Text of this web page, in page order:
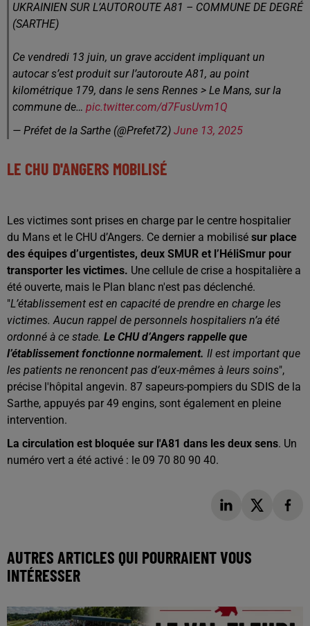
UKRAINIEN SUR L’AUTOROUTE A81 – COMMUNE DE DEGRÉ
(SARTHE)
Ce vendredi 13 juin, un grave accident impliquant un
autocar s’est produit sur l’autoroute A81, au point
kilométrique 179, dans le sens Rennes > Le Mans, sur la
commune de… pic.twitter.com/d7FusUvm1Q
— Préfet de la Sarthe (@Prefet72) June 13, 2025
LE CHU D'ANGERS MOBILISÉ
Les victimes sont prises en charge par le centre hospitalier
du Mans et le CHU d’Angers. Ce dernier a mobilisé sur place
des équipes d’urgentistes, deux SMUR et l’HéliSmur pour
transporter les victimes. Une cellule de crise a hospitalière a
été ouverte, mais le Plan blanc n'est pas déclenché.
"L’établissement est en capacité de prendre en charge les
victimes. Aucun rappel de personnels hospitaliers n’a été
ordonné à ce stade. Le CHU d’Angers rappelle que
l’établissement fonctionne normalement. Il est important que
les patients ne renoncent pas d’eux-mêmes à leurs soins",
précise l'hôpital angevin. 87 sapeurs-pompiers du SDIS de la
Sarthe, appuyés par 49 engins, sont également en pleine
intervention.
La circulation est bloquée sur l'A81 dans les deux sens. Un
numéro vert a été activé : le 09 70 80 90 40.
AUTRES ARTICLES QUI POURRAIENT VOUS
INTÉRESSER